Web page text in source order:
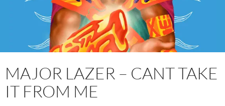
MAJOR LAZER – CANT TAKE
IT FROM ME